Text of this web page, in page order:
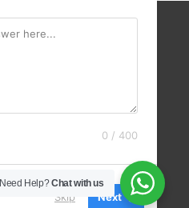
Need Help?Chat with us
0 / 400
Skip Next